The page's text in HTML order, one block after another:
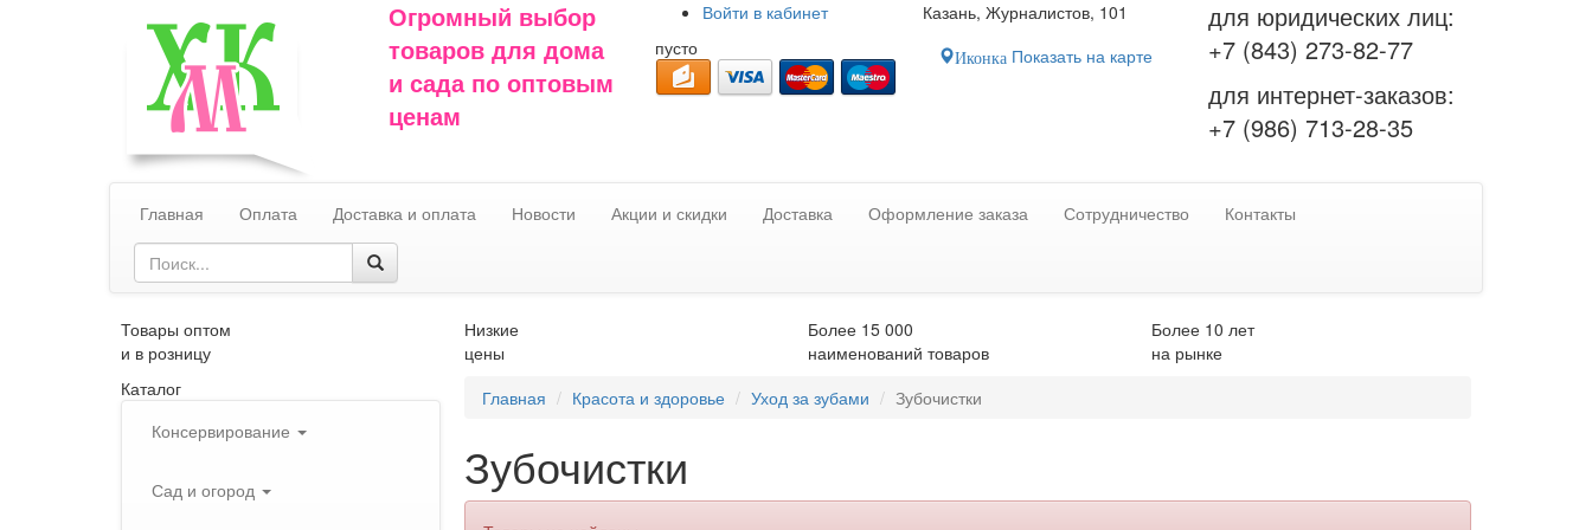
Огромный выбор
товаров для дома
и сада по оптовым
ценам
Войти в кабинет
пусто
Казань, Журналистов, 101
ИконкаПоказать на карте
для юридических лиц:
+7 (843) 273-82-77
для интернет-заказов:
+7 (986) 713-28-35
Главная Оплата Доставка и оплата Новости Акции и скидки Доставка Оформление заказа Сотрудничество Контакты
Товары оптом
и в розницу
Низкие
цены
Более 15 000
наименований товаров
Более 10 лет
на рынке
Каталог
Консервирование
Сад и огород
Главная Красота и здоровье Уход за зубами Зубочистки
Зубочистки